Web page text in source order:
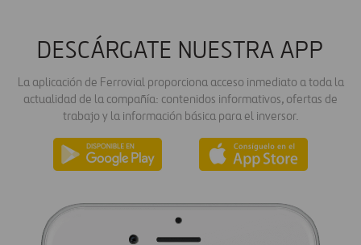
DESCÁRGATE NUESTRA APP
La aplicación de Ferrovial proporciona acceso inmediato a toda la
actualidad de la compañía: contenidos informativos, ofertas de
trabajo y la información básica para el inversor.